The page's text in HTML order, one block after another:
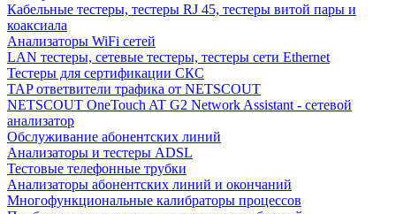
Кабельные тестеры, тестеры RJ 45, тестеры витой пары и
коаксиала
Анализаторы WiFi сетей
LAN тестеры, сетевые тестеры, тестеры сети Ethernet
Тестеры для сертификации СКС
TAP ответвители трафика от NETSCOUT
NETSCOUT OneTouch AT G2 Network Assistant - сетевой
анализатор
Обслуживание абонентских линий
Анализаторы и тестеры ADSL
Тестовые телефонные трубки
Анализаторы абонентских линий и окончаний
Многофункциональные калибраторы процессов